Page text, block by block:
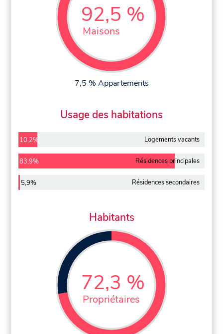
92,5 %
Maisons
7,5 % Appartements
Usage des habitations
10,2% Logements vacants
83,9% Résidences principales
5,9% Résidences secondaires
Habitants
72,3 %
Propriétaires